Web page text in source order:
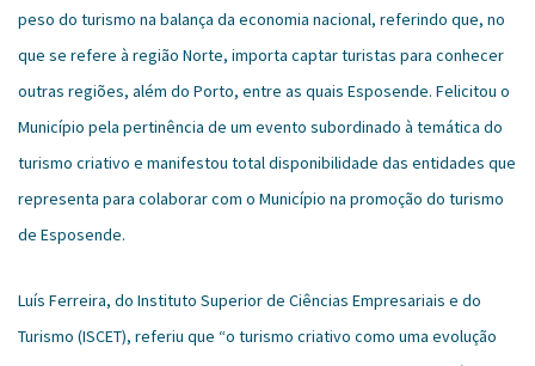
peso do turismo na balança da economia nacional, referindo que, no
que se refere à região Norte, importa captar turistas para conhecer
outras regiões, além do Porto, entre as quais Esposende. Felicitou o
Município pela pertinência de um evento subordinado à temática do
turismo criativo e manifestou total disponibilidade das entidades que
representa para colaborar com o Município na promoção do turismo
de Esposende.
Luís Ferreira, do Instituto Superior de Ciências Empresariais e do
Turismo (ISCET), referiu que “o turismo criativo como uma evolução